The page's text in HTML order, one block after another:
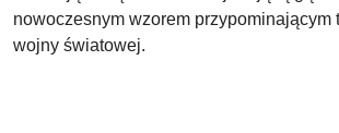
nowoczesnym wzorem przypominającym
wojny światowej.